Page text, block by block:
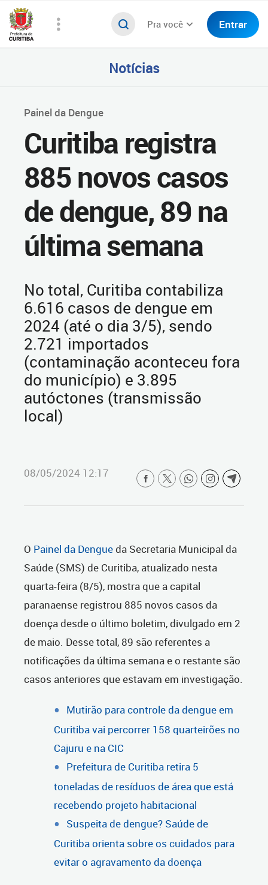
Pra você Entrar
Notícias
Painel da Dengue
Curitiba registra
885 novos casos
de dengue, 89 na
última semana
No total, Curitiba contabiliza
6.616 casos de dengue em
2024 (até o dia 3/5), sendo
2.721 importados
(contaminação aconteceu fora
do município) e 3.895
autóctones (transmissão
local)
08/05/2024 12:17
O Painel da Dengueda Secretaria Municipal da
Saúde (SMS) de Curitiba, atualizado nesta
quarta-feira (8/5), mostra que a capital
paranaense registrou 885 novos casos da
doença desde o último boletim, divulgado em 2
de maio. Desse total, 89 são referentes a
notificações da última semana e o restante são
casos anteriores que estavam em investigação.
Mutirão para controle da dengue em
Curitiba vai percorrer 158 quarteirões no
Cajuru e na CIC
Prefeitura de Curitiba retira 5
toneladas de resíduos de área que está
recebendo projeto habitacional
Suspeita de dengue? Saúde de
Curitiba orienta sobre os cuidados para
evitar o agravamento da doença